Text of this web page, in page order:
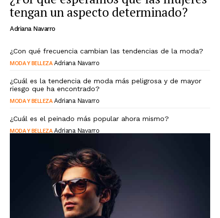
tengan un aspecto determinado?
Adriana Navarro
¿Con qué frecuencia cambian las tendencias de la moda?
MODA Y BELLEZA Adriana Navarro
¿Cuál es la tendencia de moda más peligrosa y de mayor
riesgo que ha encontrado?
MODA Y BELLEZA Adriana Navarro
¿Cuál es el peinado más popular ahora mismo?
MODA Y BELLEZA Adriana Navarro